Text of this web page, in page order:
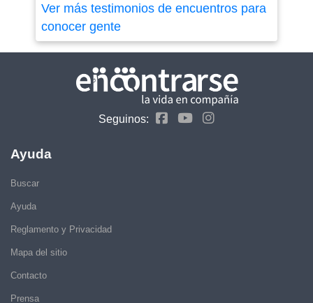
Ver más testimonios de encuentros para
conocer gente
Seguinos:
Ayuda
Buscar
Ayuda
Reglamento y Privacidad
Mapa del sitio
Contacto
Prensa